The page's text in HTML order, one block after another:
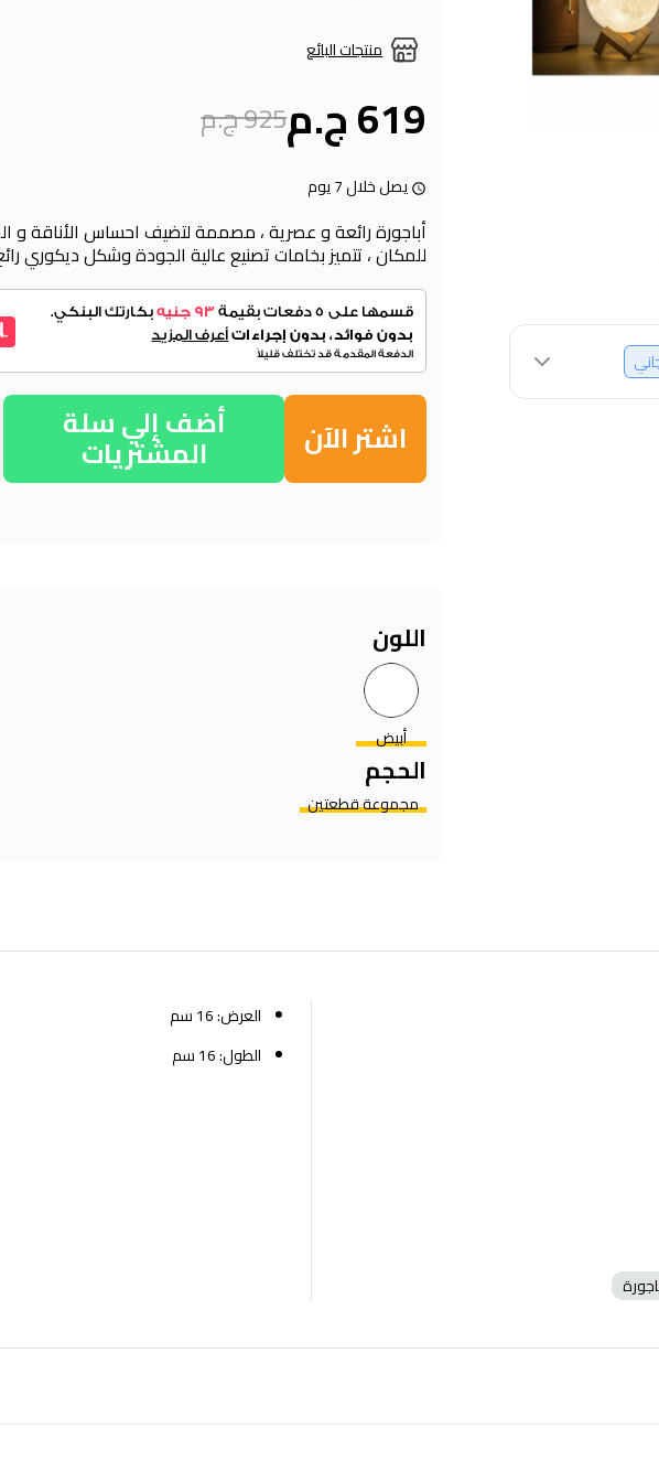
منتجات البائع
619 ج.م 925 ج.م
يصل خلال 7 يوم
أباجورة رائعة و عصرية ، مصممة لتضيف احساس الأناقة و
للمكان ، تتميز بخامات تصنيع عالية الجودة وشكل ديكوري
اشتر الآن أضف إلي سلة
المشتريات
اللون
أبيض
الحجم
مجموعة قطعتين
العرض: 16 سم
الطول: 16 سم